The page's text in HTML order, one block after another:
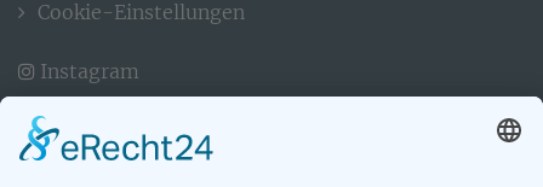
Cookie-Einstellungen
Instagram
Seegeler Heil- und Wunderbrunnen
Inhaber: Dr. Stefan Windau